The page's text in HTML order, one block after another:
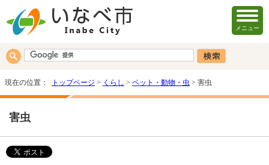
メニュー
現在の位置： トップページ > くらし > ペット・動物・虫 > 害虫
害虫